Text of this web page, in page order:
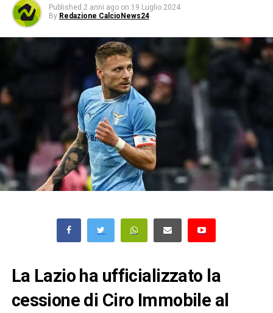
Published 2 anni ago on 19 Luglio 2024
By Redazione CalcioNews24
La Lazio ha ufficializzato la
cessione di Ciro Immobile al